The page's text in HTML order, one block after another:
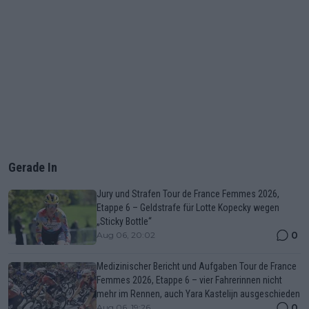
Gerade In
Jury und Strafen Tour de France Femmes 2026,
Etappe 6 – Geldstrafe für Lotte Kopecky wegen
„Sticky Bottle“
Aug 06, 20:02 0
Medizinischer Bericht und Aufgaben Tour de France
Femmes 2026, Etappe 6 – vier Fahrerinnen nicht
mehr im Rennen, auch Yara Kastelijn ausgeschieden